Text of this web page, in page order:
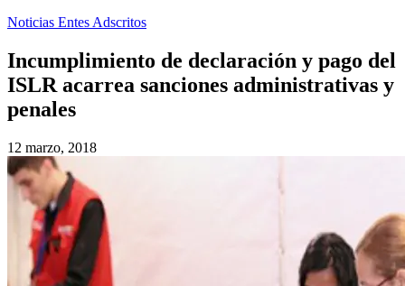
Noticias Entes Adscritos
Incumplimiento de declaración y pago del
ISLR acarrea sanciones administrativas y
penales
12 marzo, 2018